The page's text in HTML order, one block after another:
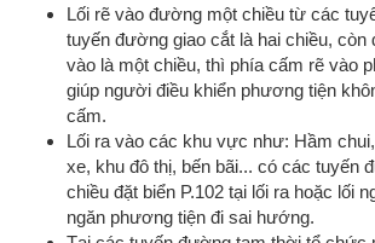
Lối rẽ vào đường một chiều từ các
tuyến đường giao cắt là hai chiều,
vào là một chiều, thì phía cấm rẽ vào
giúp người điều khiển phương tiện
cấm.
Lối ra vào các khu vực như: Hầm
xe, khu đô thị, bến bãi... có các tuyến
chiều đặt biển P.102 tại lối ra hoặc lối
ngăn phương tiện đi sai hướng.